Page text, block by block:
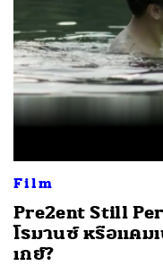
Film
Pre2ent Still
โรมานซ์ หรือแค
เกย์?